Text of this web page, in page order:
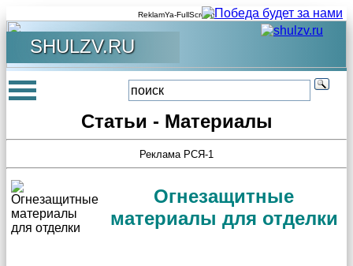
ReklamYa-FullScreen
SHULZV.RU
Статьи - Материалы
Реклама РСЯ-1
Огнезащитные
материалы для отделки